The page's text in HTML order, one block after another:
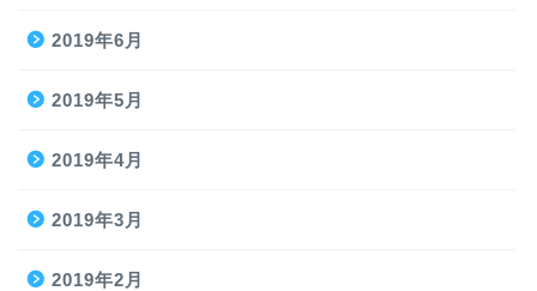
2019年6月
2019年5月
2019年4月
2019年3月
2019年2月